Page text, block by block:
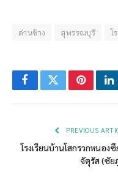
ด่านช้าง สุพรรณบุรี โ
FacebookTwitterPinterest
PREVIOUS
โรงเรียนบ้านโสกรวกหนอง
จัตุรัส (ชัย